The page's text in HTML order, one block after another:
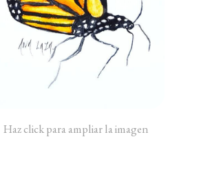
Haz click para ampliar la imagen